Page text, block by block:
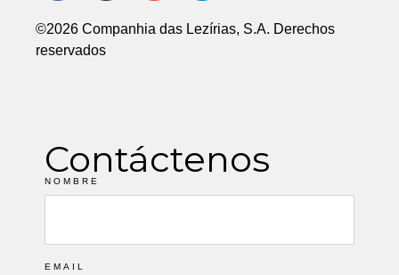
©2026 Companhia das Lezírias, S.A. Derechos
reservados
Contáctenos
NOMBRE
EMAIL